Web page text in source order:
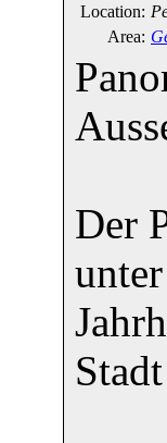
Location:
Area:
Der